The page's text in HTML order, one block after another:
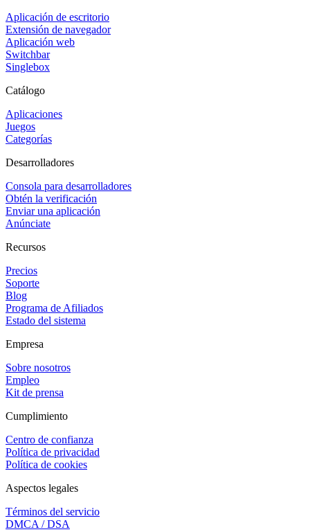
Aplicación de escritorio
Extensión de navegador
Aplicación web
Switchbar
Singlebox
Catálogo
Aplicaciones
Juegos
Categorías
Desarrolladores
Consola para desarrolladores
Obtén la verificación
Enviar una aplicación
Anúnciate
Recursos
Precios
Soporte
Blog
Programa de Afiliados
Estado del sistema
Empresa
Sobre nosotros
Empleo
Kit de prensa
Cumplimiento
Centro de confianza
Política de privacidad
Política de cookies
Aspectos legales
Términos del servicio
DMCA / DSA